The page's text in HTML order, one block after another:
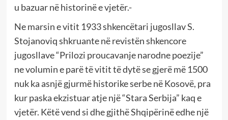
u bazuar në historinë e vjetër.-
Ne marsin e vitit 1933 shkencëtari jugosllav S.
Stojanoviq shkruante në revistën shkencore
jugosllave “Prilozi proucavanje narodne poezije”
ne volumin e parë të vitit të dytë se gjerë më 1500
nuk ka asnjë gjurmë historike serbe në Kosovë, pra
kur paska ekzistuar atje një “Stara Serbija” kaq e
vjetër. Këtë vend si dhe gjithë Shqipërinë edhe një